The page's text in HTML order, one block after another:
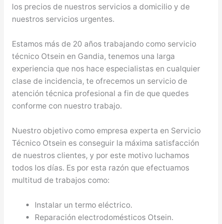
los precios de nuestros servicios a domicilio y de
nuestros servicios urgentes.
Estamos más de 20 años trabajando como servicio
técnico Otsein en Gandia, tenemos una larga
experiencia que nos hace especialistas en cualquier
clase de incidencia, te ofrecemos un servicio de
atención técnica profesional a fin de que quedes
conforme con nuestro trabajo.
Nuestro objetivo como empresa experta en Servicio
Técnico Otsein es conseguir la máxima satisfacción
de nuestros clientes, y por este motivo luchamos
todos los días. Es por esta razón que efectuamos
multitud de trabajos como:
Instalar un termo eléctrico.
Reparación electrodomésticos Otsein.